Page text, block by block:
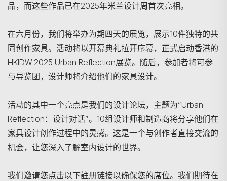
品，而这些作品已在2025年米兰设计周首次亮相。
在六月份，我们将举办为期四天的展览，展示10件独特的共
同创作家具。活动将以开幕典礼拉开序幕，正式启动香港的
HKIDW 2025 Urban Reflection展览。随后，参加者将可参
与导览团，设计师将介绍他们的家具设计。
活动的其中一个亮点是我们的设计论坛，主题为“Urban
Reflection：设计对话”。10组设计师和制造商将分享他们在
家具设计创作过程中的灵感。这是一个与创作者直接交流的
机会，让您深入了解室内设计的世界。
我们邀请您点击以下註册链接以确保您的席位。我们期待在